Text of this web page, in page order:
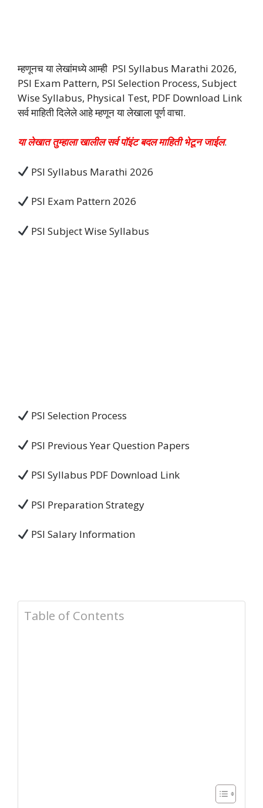
म्हणूनच या लेखांमध्ये आम्ही PSI Syllabus Marathi 2026,
PSI Exam Pattern, PSI Selection Process, Subject
Wise Syllabus, Physical Test, PDF Download Link
सर्व माहिती दिलेले आहे म्हणून या लेखाला पूर्ण वाचा.
या लेखात तुम्हाला खालील सर्व पॉइंट बदल माहिती भेटून जाईल.
PSI Syllabus Marathi 2026
PSI Exam Pattern 2026
PSI Subject Wise Syllabus
PSI Selection Process
PSI Previous Year Question Papers
PSI Syllabus PDF Download Link
PSI Preparation Strategy
PSI Salary Information
Table of Contents